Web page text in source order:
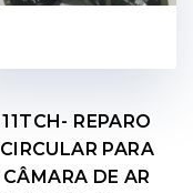
11TCH- REPARO
CIRCULAR PARA
CÂMARA DE AR